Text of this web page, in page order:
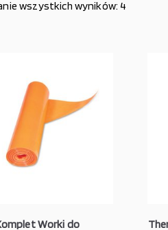
wszystkich wyników: 4
Worki do